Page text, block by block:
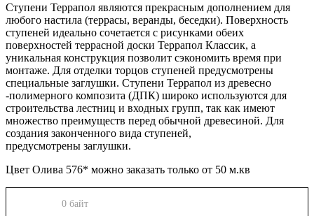
Ступени Террапол являются прекрасным дополнением для
любого настила (террасы, веранды, беседки). Поверхность
ступеней идеально сочетается с рисунками обеих
поверхностей террасной доски Террапол Классик, а
уникальная конструкция позволит сэкономить время при
монтаже. Для отделки торцов ступеней предусмотрены
специальные заглушки. Ступени Террапол из древесно
-полимерного композита (ДПК) широко используются для
строительства лестниц и входных групп, так как имеют
множество преимуществ перед обычной древесиной. Для
создания законченного вида ступеней,
предусмотрены заглушки.
Цвет Олива 576* можно заказать только от 50 м.кв
0 байт